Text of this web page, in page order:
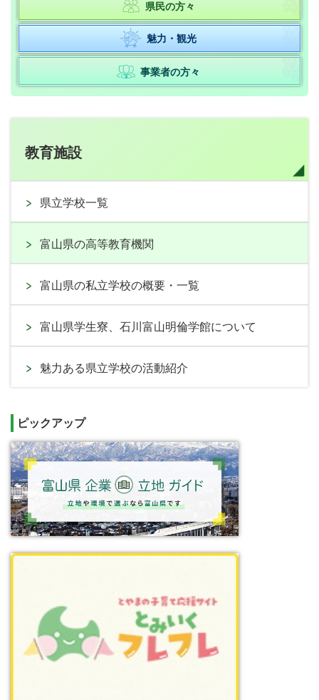
県民の方々
魅力・観光
事業者の方々
教育施設
県立学校一覧
富山県の高等教育機関
富山県の私立学校の概要・一覧
富山県学生寮、石川富山明倫学館について
魅力ある県立学校の活動紹介
ピックアップ